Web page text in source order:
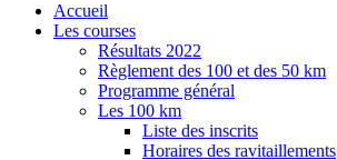
Accueil
Les courses
Résultats 2022
Règlement des 100 et des 50 km
Programme général
Les 100 km
Liste des inscrits
Horaires des ravitaillements